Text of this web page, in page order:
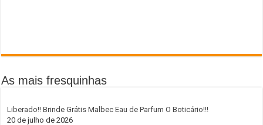
As mais fresquinhas
Liberado!! Brinde Grátis Malbec Eau de Parfum O Boticário!!!
20 de julho de 2026